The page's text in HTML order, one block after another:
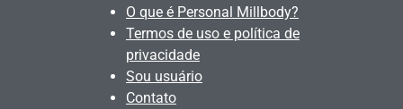
O que é Personal Millbody?
Termos de uso e política de
privacidade
Sou usuário
Contato